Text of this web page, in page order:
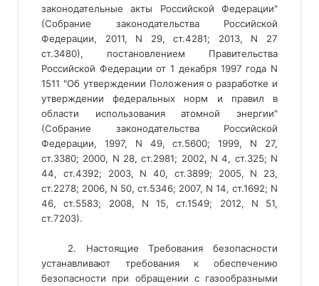
законодательные акты Российской Федерации"
(Собрание законодательства Российской
Федерации, 2011, N 29, ст.4281; 2013, N 27
ст.3480), постановлением Правительства
Российской Федерации от 1 декабря 1997 года N
1511 "Об утверждении Положения о разработке и
утверждении федеральных норм и правил в
области использования атомной энергии"
(Собрание законодательства Российской
Федерации, 1997, N 49, ст.5600; 1999, N 27,
ст.3380; 2000, N 28, ст.2981; 2002, N 4, ст.325; N
44, ст.4392; 2003, N 40, ст.3899; 2005, N 23,
ст.2278; 2006, N 50, ст.5346; 2007, N 14, ст.1692; N
46, ст.5583; 2008, N 15, ст.1549; 2012, N 51,
ст.7203).
2. Настоящие Требования безопасности
устанавливают требования к обеспечению
безопасности при обращении с газообразными